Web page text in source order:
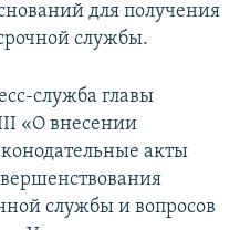
для получения
службы.
служба главы
«О внесении
акты
службы и вопросов